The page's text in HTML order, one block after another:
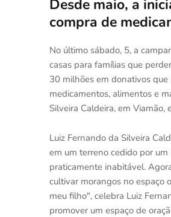
Desde maio, a
compra de
No último sábado, 5, a
casas para famílias que
30 milhões em donativos
medicamentos, alimentos e
Silveira Caldeira, em Viamão,
Luiz Fernando da Silveira
em um terreno cedido por
praticamente inabitável.
cultivar morangos no espaço
meu filho", celebra Luiz
promover um espaço de